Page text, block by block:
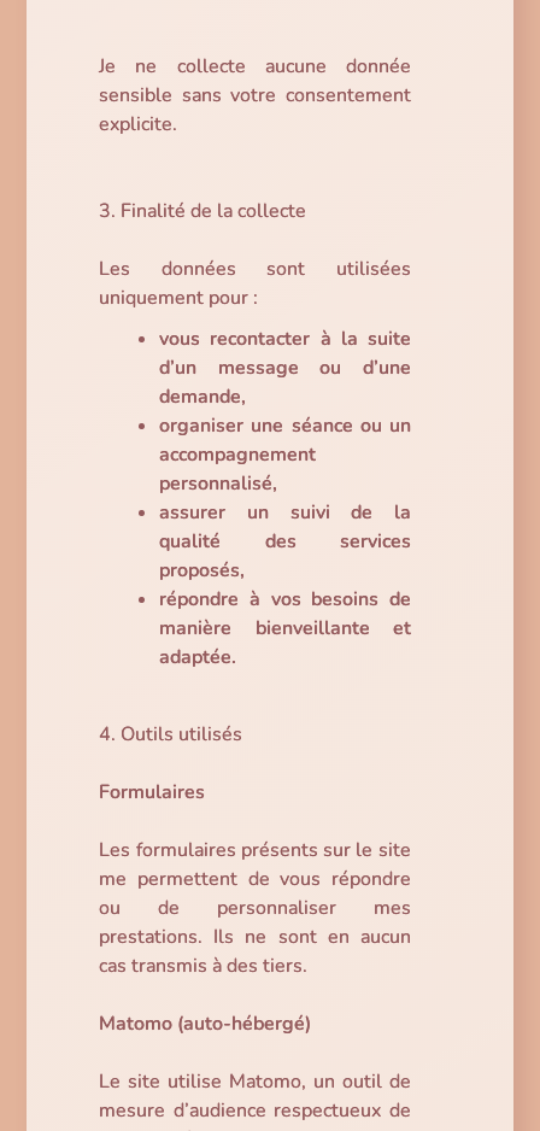
Je ne collecte aucune donnée
sensible sans votre consentement
explicite.
3. Finalité de la collecte
Les données sont utilisées
uniquement pour :
vous recontacter à la suite
d’un message ou d’une
demande,
organiser une séance ou un
accompagnement
personnalisé,
assurer un suivi de la
qualité des services
proposés,
répondre à vos besoins de
manière bienveillante et
adaptée.
4. Outils utilisés
Formulaires
Les formulaires présents sur le site
me permettent de vous répondre
ou de personnaliser mes
prestations. Ils ne sont en aucun
cas transmis à des tiers.
Matomo (auto-hébergé)
Le site utilise Matomo, un outil de
mesure d’audience respectueux de